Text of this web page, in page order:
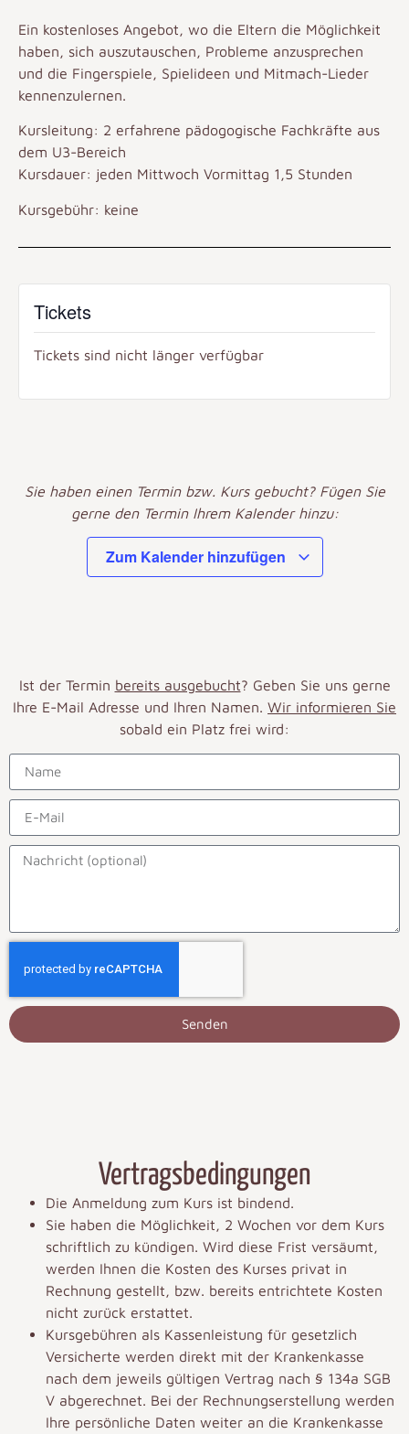
Ein kostenloses Angebot, wo die Eltern die Möglichkeit
haben, sich auszutauschen, Probleme anzusprechen
und die Fingerspiele, Spielideen und Mitmach-Lieder
kennenzulernen.
Kursleitung: 2 erfahrene pädogogische Fachkräfte aus
dem U3-Bereich
Kursdauer: jeden Mittwoch Vormittag 1,5 Stunden
Kursgebühr: keine
Tickets
Tickets sind nicht länger verfügbar
Sie haben einen Termin bzw. Kurs gebucht? Fügen Sie
gerne den Termin Ihrem Kalender hinzu:
Zum Kalender hinzufügen
Ist der Termin bereits ausgebucht? Geben Sie uns gerne
Ihre E-Mail Adresse und Ihren Namen. Wir informieren Sie
sobald ein Platz frei wird:
Senden
Vertragsbedingungen
Die Anmeldung zum Kurs ist bindend.
Sie haben die Möglichkeit, 2 Wochen vor dem Kurs
schriftlich zu kündigen. Wird diese Frist versäumt,
werden Ihnen die Kosten des Kurses privat in
Rechnung gestellt, bzw. bereits entrichtete Kosten
nicht zurück erstattet.
Kursgebühren als Kassenleistung für gesetzlich
Versicherte werden direkt mit der Krankenkasse
nach dem jeweils gültigen Vertrag nach § 134a SGB
V abgerechnet. Bei der Rechnungserstellung werden
Ihre persönliche Daten weiter an die Krankenkasse